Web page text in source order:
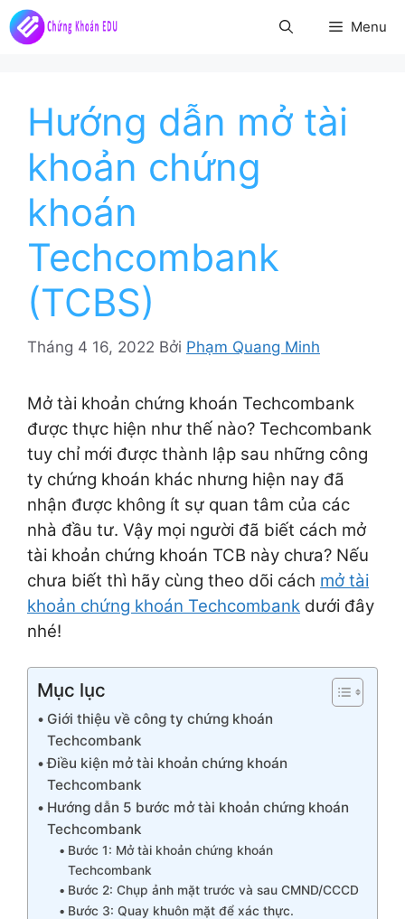
Chuyển
đến
Menu
Hướng dẫn mở tài
khoản chứng
khoán
Techcombank
(TCBS)
Tháng 4 16, 2022 Bởi Phạm Quang Minh
Mở tài khoản chứng khoán Techcombank
được thực hiện như thế nào? Techcombank
tuy chỉ mới được thành lập sau những công
ty chứng khoán khác nhưng hiện nay đã
nhận được không ít sự quan tâm của các
nhà đầu tư. Vậy mọi người đã biết cách mở
tài khoản chứng khoán TCB này chưa? Nếu
chưa biết thì hãy cùng theo dõi cách mở tài
khoản chứng khoán Techcombank dưới đây
nhé!
Mục lục
Giới thiệu về công ty chứng khoán
Techcombank
Điều kiện mở tài khoản chứng khoán
Techcombank
Hướng dẫn 5 bước mở tài khoản chứng khoán
Techcombank
Bước 1: Mở tài khoản chứng khoán
Techcombank
Bước 2: Chụp ảnh mặt trước và sau CMND/CCCD
Bước 3: Quay khuôn mặt để xác thực.